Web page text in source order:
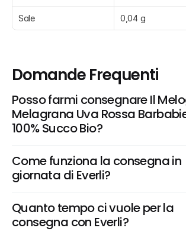
Sale 0,04 g
Domande Frequenti
Posso farmi consegnare Il
Melagrana Uva Rossa
100% Succo Bio?
Come funziona la consegna in
giornata di Everli?
Quanto tempo ci vuole per la
consegna con Everli?